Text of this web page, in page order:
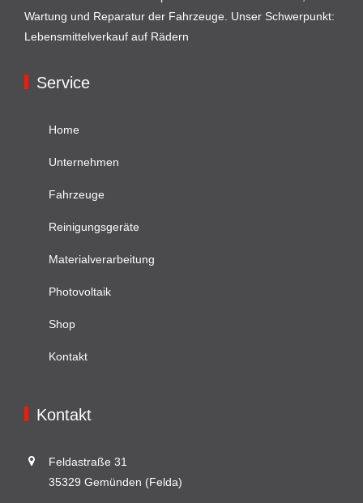
Wartung und Reparatur der Fahrzeuge. Unser Schwerpunkt:
Lebensmittelverkauf auf Rädern
Service
Home
Unternehmen
Fahrzeuge
Reinigungsgeräte
Materialverarbeitung
Photovoltaik
Shop
Kontakt
Kontakt
Feldastraße 31
35329 Gemünden (Felda)